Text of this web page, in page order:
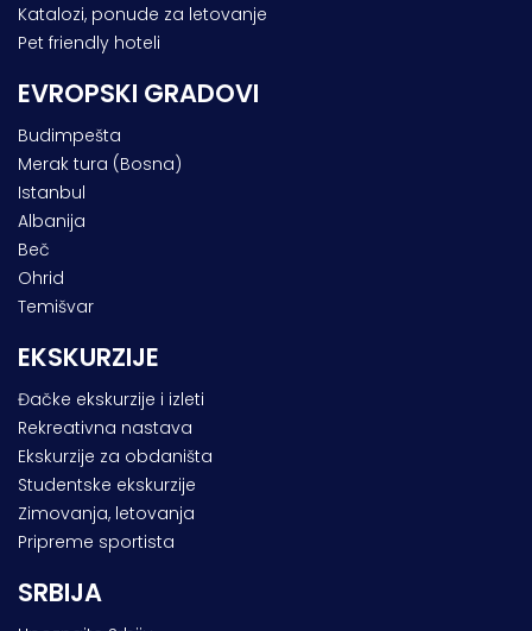
Katalozi, ponude za letovanje
Pet friendly hoteli
EVROPSKI GRADOVI
Budimpešta
Merak tura (Bosna)
Istanbul
Albanija
Beč
Ohrid
Temišvar
EKSKURZIJE
Đačke ekskurzije i izleti
Rekreativna nastava
Ekskurzije za obdaništa
Studentske ekskurzije
Zimovanja, letovanja
Pripreme sportista
SRBIJA